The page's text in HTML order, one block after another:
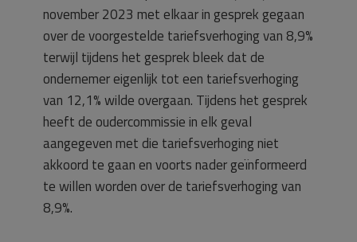
november 2023 met elkaar in gesprek gegaan
over de voorgestelde tariefsverhoging van 8,9%
terwijl tijdens het gesprek bleek dat de
ondernemer eigenlijk tot een tariefsverhoging
van 12,1% wilde overgaan. Tijdens het gesprek
heeft de oudercommissie in elk geval
aangegeven met die tariefsverhoging niet
akkoord te gaan en voorts nader geïnformeerd
te willen worden over de tariefsverhoging van
8,9%.